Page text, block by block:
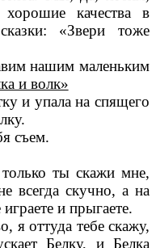
качества в
«Звери тоже
нашим маленьким
и волк»
и упала на спящего
съем.
ты скажи мне,
всегда скучно, а на
и прыгаете.
оттуда тебе скажу,
Белку, и Белка